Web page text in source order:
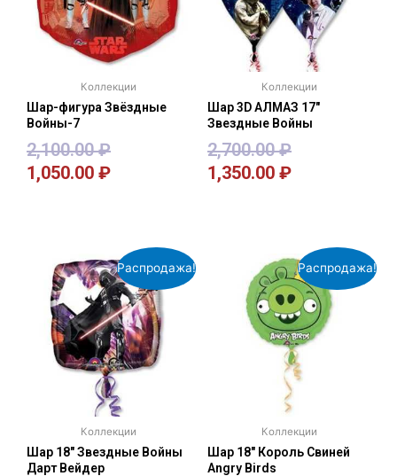
Коллекции
Шар-фигура Звёздные
Войны-7
2,100.00₽
1,050.00 ₽
Коллекции
Шар 3D АЛМАЗ 17″
Звездные Войны
2,700.00₽
1,350.00 ₽
Распродажа!
Коллекции
Шар 18″ Звездные Войны
Дарт Вейдер
Распродажа!
Коллекции
Шар 18″ Король Свиней
Angry Birds